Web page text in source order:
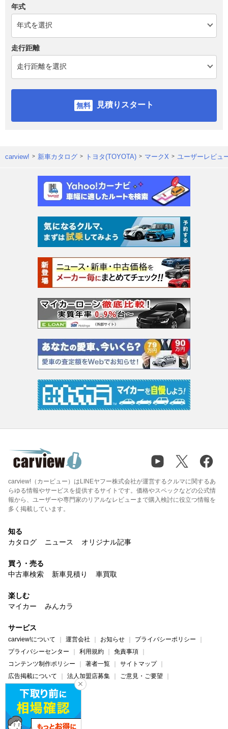
年式
走行距離
見積りスタート
carview! 新車カタログ トヨタ(TOYOTA) マークX ユーザーレビュ
carview!（カービュー）はLINEヤフー株式会社が運営するクルマに関するあ
らゆる情報やサービスを提供するサイトです。価格やスペックなどの公式情
報から、ユーザーや専門家のリアルなレビューまで購入検討に役立つ情報を
多く掲載しています。
知る
カタログ
ニュース オリジナル記事
買う・売る
中古車検索
新車見積り 車買取
楽しむ
マイカー
みんカラ
サービス
carview!について 運営会社 お知らせ
プライバシーポリシー
プライバシーセンター
利用規約
免責事項
コンテンツ制作ポリシー
著者一覧
サイトマップ
広告掲載について
法人加盟店募集
ご意見・ご要望
ヘルプ・お問い合わせ
carview! Yahoo! JAPAN